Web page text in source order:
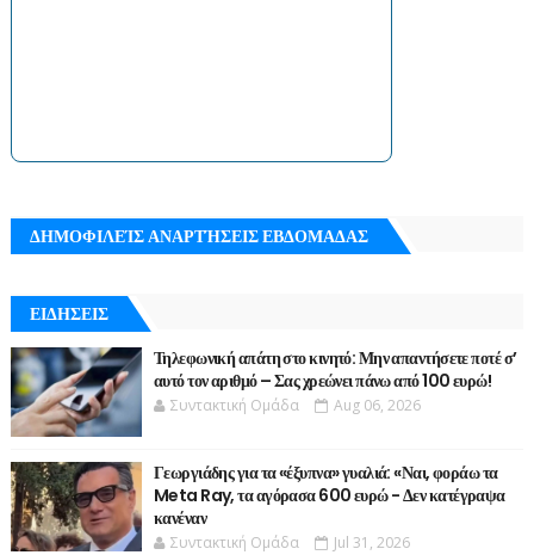
ΔΗΜΟΦΙΛΕΊΣ ΑΝΑΡΤΉΣΕΙΣ ΕΒΔΟΜΑΔΑΣ
ΕΙΔΗΣΕΙΣ
Τηλεφωνική απάτη στο κινητό: Μην απαντήσετε ποτέ σ’
αυτό τον αριθμό – Σας χρεώνει πάνω από 100 ευρώ!
Συντακτική Ομάδα Aug 06, 2026
Γεωργιάδης για τα «έξυπνα» γυαλιά: «Ναι, φοράω τα
Meta Ray, τα αγόρασα 600 ευρώ - Δεν κατέγραψα
κανέναν
Συντακτική Ομάδα Jul 31, 2026